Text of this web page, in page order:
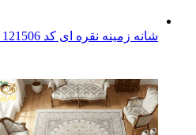
شانه زمینه نقره ای کد 121506